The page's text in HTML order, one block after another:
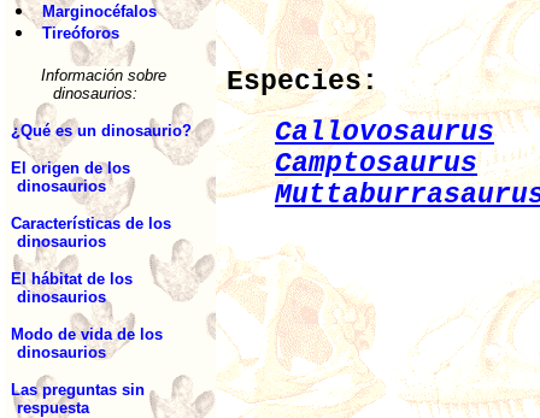
Marginocéfalos
Tireóforos
Información sobre
dinosaurios:
¿Qué es un dinosaurio?
El origen de los
dinosaurios
Características de los
dinosaurios
El hábitat de los
dinosaurios
Modo de vida de los
dinosaurios
Las preguntas sin
respuesta
Especies:
Callovosaurus
Camptosaurus